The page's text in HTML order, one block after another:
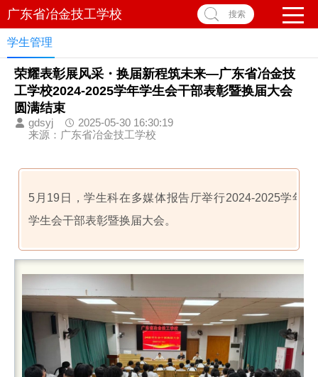
广东省冶金技工学校 搜索
学生管理
荣耀表彰展风采・换届新程筑未来—广东省冶金技
工学校2024-2025学年学生会干部表彰暨换届大会
圆满结束
gdsyj
2025-05-30 16:30:19
来源：广东省冶金技工学校
5月19日，学生科在多媒体报告厅举行2024-2025学年
学生会干部表彰暨换届大会。